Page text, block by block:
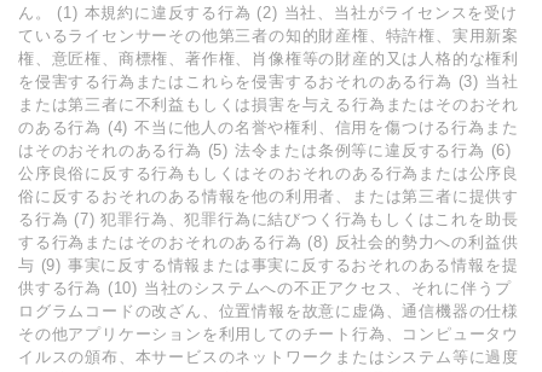
ん。 (1) 本規約に違反する⾏為 (2) 当社、当社がライセンスを受け
ているライセンサーその他第三者の知的財産権、特許権、実⽤新案
権、意匠権、商標権、著作権、肖像権等の財産的⼜は⼈格的な権利
を侵害する⾏為またはこれらを侵害するおそれのある⾏為 (3) 当社
または第三者に不利益もしくは損害を与える⾏為またはそのおそれ
のある⾏為 (4) 不当に他⼈の名誉や権利、信⽤を傷つける⾏為また
はそのおそれのある⾏為 (5) 法令または条例等に違反する⾏為 (6)
公序良俗に反する⾏為もしくはそのおそれのある⾏為または公序良
俗に反するおそれのある情報を他の利⽤者、または第三者に提供す
る⾏為 (7) 犯罪⾏為、犯罪⾏為に結びつく⾏為もしくはこれを助⻑
する⾏為またはそのおそれのある⾏為 (8) 反社会的勢⼒への利益供
与 (9) 事実に反する情報または事実に反するおそれのある情報を提
供する⾏為 (10) 当社のシステムへの不正アクセス、それに伴うプ
ログラムコードの改ざん、位置情報を故意に虚偽、通信機器の仕様
その他アプリケーションを利⽤してのチート⾏為、コンピュータウ
イルスの頒布、本サービスのネットワークまたはシステム等に過度